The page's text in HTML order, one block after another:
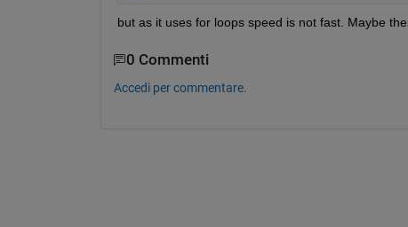
but as it uses for loops speed is not fast. Maybe
0 Commenti
Accedi per commentare.